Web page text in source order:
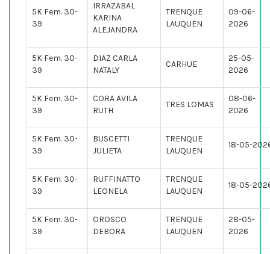
5K Fem. 30-
39
IRRAZABAL
KARINA
ALEJANDRA
TRENQUE
LAUQUEN
09-06-
2026
5K Fem. 30-
39
DIAZ CARLA
NATALY
CARHUE
25-05-
2026
5K Fem. 30-
39
CORA AVILA
RUTH
TRES LOMAS
08-06-
2026
5K Fem. 30-
39
BUSCETTI
JULIETA
TRENQUE
LAUQUEN
18-05-
5K Fem. 30-
39
RUFFINATTO
LEONELA
TRENQUE
LAUQUEN
18-05-
5K Fem. 30-
39
OROSCO
DEBORA
TRENQUE
LAUQUEN
28-05-
2026